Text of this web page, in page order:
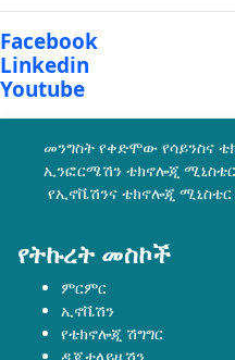
Facebook
Linkedin
Youtube
መንግስት የቀድሞው የሳይንስና
ኢንፎርሜሽን ቴክኖሎጂ
የኢኖቬሽንና ቴክኖሎጂ ሚኒስቴር
ምርምር
ኢኖቬሽን
የቴክኖሎጂ ሽግግር
ዲጂታላይዜሽን